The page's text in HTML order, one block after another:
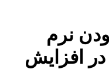
نرم
افزایش